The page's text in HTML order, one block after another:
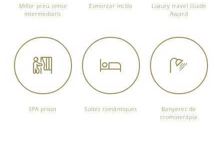
Millor preu sense
intermediaris
Esmorzar inclòs
Luxury travel Guide
Award
SPA privat Suites romàntiques
Banyeres de
cromoteràpia